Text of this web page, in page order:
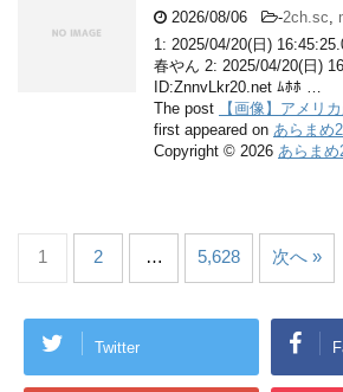
2026/08/06 -2ch.sc,
1: 2025/04/20(日)
春やん 2: 2025/04/20(日)
ID:ZnnvLkr20.net ﾑﾎﾎ …
The post
【画像】アメリ
first appeared on あらまめ
Copyright © 2026 あらまめ
1 2 … 5,628 次へ »
Twitter